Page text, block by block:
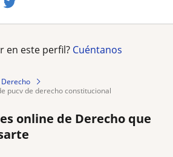
en este perfil? Cuéntanos
Derecho
pucv de derecho constitucional
online de Derecho que